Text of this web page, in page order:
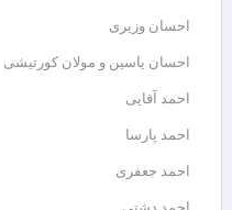
احسان وزیری
احسان یاسین و مولان کورتیشی
احمد آقایی
احمد پارسا
احمد جعفری